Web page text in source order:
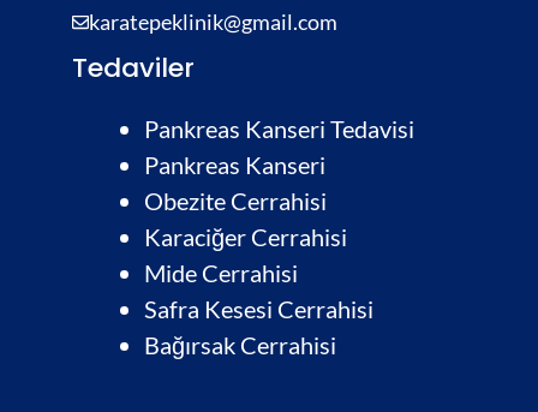
karatepeklinik@gmail.com
Tedaviler
Pankreas Kanseri Tedavisi
Pankreas Kanseri
Obezite Cerrahisi
Karaciğer Cerrahisi
Mide Cerrahisi
Safra Kesesi Cerrahisi
Bağırsak Cerrahisi